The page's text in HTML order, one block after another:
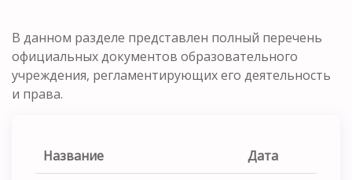
В данном разделе представлен полный перечень
официальных документов образовательного
учреждения, регламентирующих его деятельность
и права.
Название Дата